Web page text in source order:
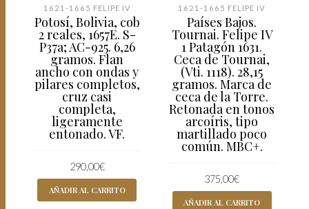
1621-1665 FELIPE IV
Potosí, Bolivia, cob
2 reales, 1657E. S-
P37a; AC-925. 6,26
gramos. Flan
ancho con ondas y
pilares completos,
cruz casi
completa,
ligeramente
entonado. VF.
290,00€
AÑADIR AL CARRITO
1621-1665 FELIPE IV
Países Bajos.
Tournai. Felipe IV
1 Patagón 1631.
Ceca de Tournai,
(Vti. 1118). 28,15
gramos. Marca de
ceca de la Torre.
Retonada en tonos
arcoíris, tipo
martillado poco
común. MBC+.
375,00€
AÑADIR AL CARRITO